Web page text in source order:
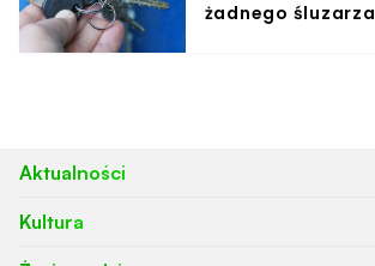
żadnego śluzarza
Aktualności
Kultura